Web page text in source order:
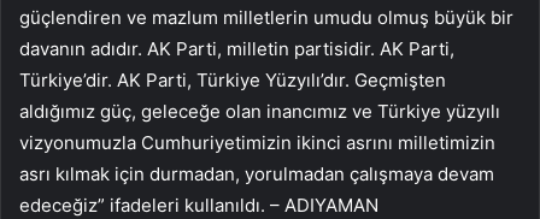
güçlendiren ve mazlum milletlerin umudu olmuş büyük bir
davanın adıdır. AK Parti, milletin partisidir. AK Parti,
Türkiye’dir. AK Parti, Türkiye Yüzyılı’dır. Geçmişten
aldığımız güç, geleceğe olan inancımız ve Türkiye yüzyılı
vizyonumuzla Cumhuriyetimizin ikinci asrını milletimizin
asrı kılmak için durmadan, yorulmadan çalışmaya devam
edeceğiz” ifadeleri kullanıldı. – ADIYAMAN